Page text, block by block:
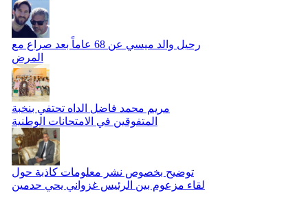
رحيل والد ميسي عن 68 عاماً بعد صراع مع
المرض
مريم محمد فاضل الداه تحتفي بنخبة
المتفوقين في الامتحانات الوطنية
توضيح بخصوص نشر معلومات كاذبة حول
لقاء مزعوم بين الرئيس غزواني يحي حدمين